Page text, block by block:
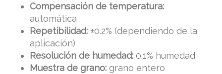
Compensación de temperatura:
automática
Repetibilidad: ±0.2% (dependiendo de la
aplicación)
Resolución de humedad: 0.1% humedad
Muestra de grano: grano entero